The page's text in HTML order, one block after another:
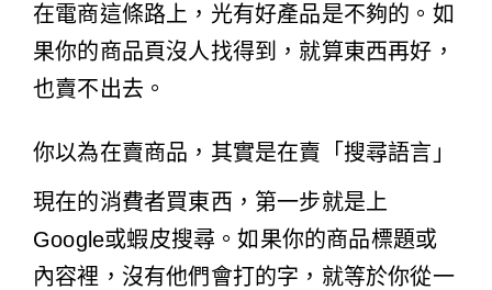
在電商這條路上，光有好產品是不夠的。如
果你的商品頁沒人找得到，就算東西再好，
也賣不出去。
你以為在賣商品，其實是在賣「搜尋語言」
現在的消費者買東西，第一步就是上
Google或蝦皮搜尋。如果你的商品標題或
內容裡，沒有他們會打的字，就等於你從一